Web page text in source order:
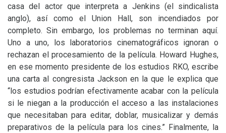
casa del actor que interpreta a Jenkins (el sindicalista
anglo), así como el Union Hall, son incendiados por
completo. Sin embargo, los problemas no terminan aquí.
Uno a uno, los laboratorios cinematográficos ignoran o
rechazan el procesamiento de la película. Howard Hughes,
en ese momento presidente de los estudios RKO, escribe
una carta al congresista Jackson en la que le explica que
“los estudios podrían efectivamente acabar con la película
si le niegan a la producción el acceso a las instalaciones
que necesitaban para editar, doblar, musicalizar y demás
preparativos de la película para los cines.” Finalmente, la